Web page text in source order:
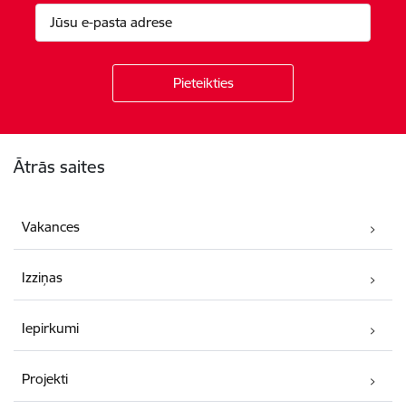
Ātrās saites
Vakances
Izziņas
Iepirkumi
Projekti